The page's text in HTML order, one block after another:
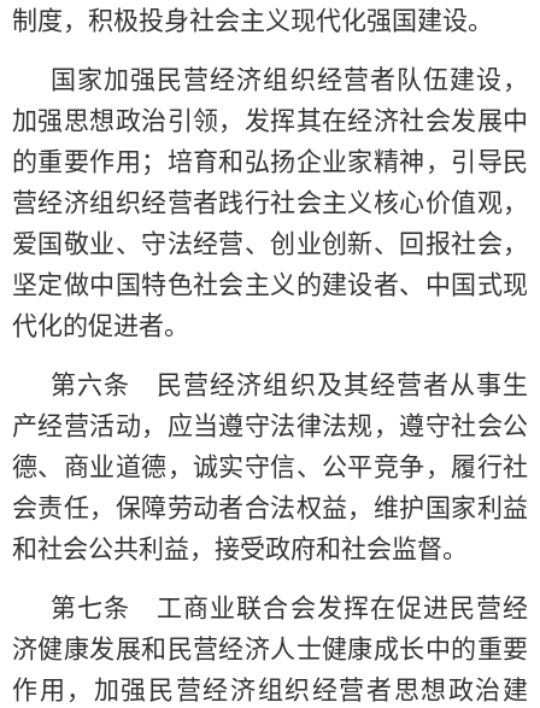
制度，积极投身社会主义现代化强国建设。
国家加强民营经济组织经营者队伍建设，
加强思想政治引领，发挥其在经济社会发展中
的重要作用；培育和弘扬企业家精神，引导民
营经济组织经营者践行社会主义核心价值观，
爱国敬业、守法经营、创业创新、回报社会，
坚定做中国特色社会主义的建设者、中国式现
代化的促进者。
第六条 民营经济组织及其经营者从事生
产经营活动，应当遵守法律法规，遵守社会公
德、商业道德，诚实守信、公平竞争，履行社
会责任，保障劳动者合法权益，维护国家利益
和社会公共利益，接受政府和社会监督。
第七条 工商业联合会发挥在促进民营经
济健康发展和民营经济人士健康成长中的重要
作用，加强民营经济组织经营者思想政治建